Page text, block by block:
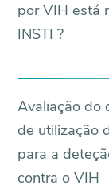
por VIH está
INSTI ?
Avaliação do
de utilização
para a
contra o VIH